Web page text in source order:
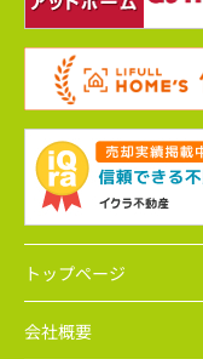
トップページ
会社概要